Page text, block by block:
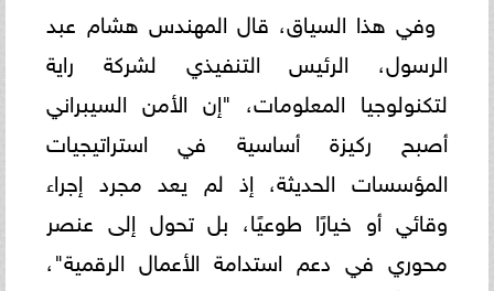
وفي هذا السياق، قال المهندس هشام عبد
الرسول، الرئيس التنفيذي لشركة راية
لتكنولوجيا المعلومات، "إن الأمن السيبراني
أصبح ركيزة أساسية في استراتيجيات
المؤسسات الحديثة، إذ لم يعد مجرد إجراء
وقائي أو خيارًا طوعيًا، بل تحول إلى عنصر
محوري في دعم استدامة الأعمال الرقمية"،